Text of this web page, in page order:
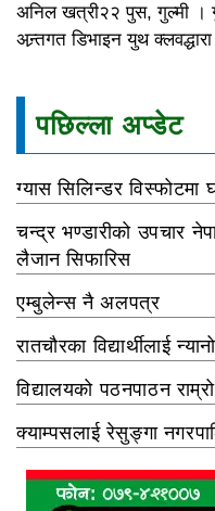
अनिल खत्री२२ पुस, गुल्मी ।
अन्र्तगत डिभाइन युथ क्लवद्धारा
पछिल्ला अप्डेट
ग्यास सिलिन्डर विस्फोटमा
चन्द्र भण्डारीको उपचार
लैजान सिफारिस
एम्बुलेन्स नै अलपत्र
रातचौरका विद्यार्थीलाई
विद्यालयको पठनपाठन
क्याम्पसलाई रेसुङ्गा